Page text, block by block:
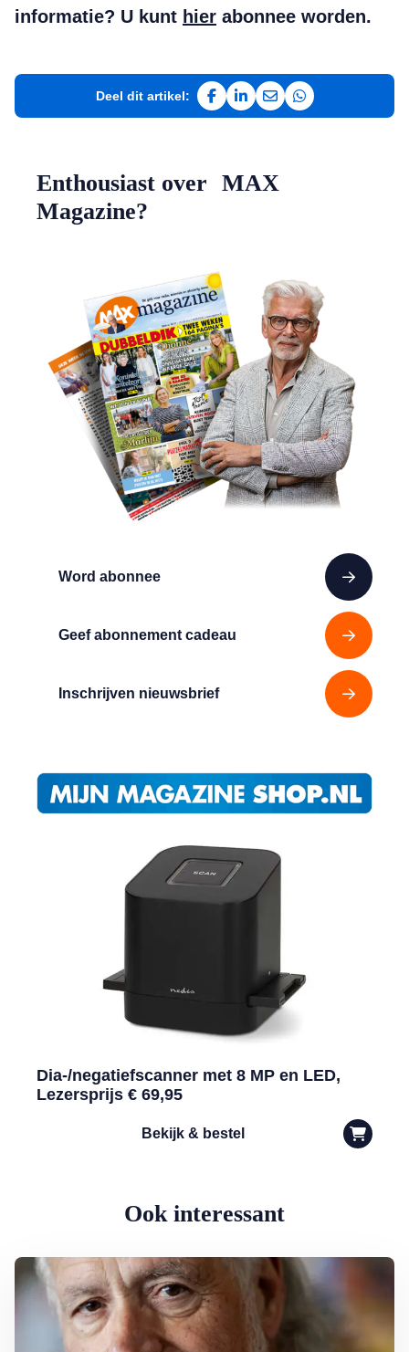
informatie? U kunt hier abonnee worden.
Deel dit artikel:
Deel op Facebook
Deel op LinkedIn
Deel via e-mail
Deel via
Word abonnee
Geef abonnement cadeau
Inschrijven nieuwsbrief
Enthousiast over MAX
Magazine?
Dia-/negatiefscanner met 8 MP en LED,
Lezersprijs € 69,95
Bekijk & bestel
Ook interessant
Lees meer over George Baker (81) blijft liedjes schrijven en